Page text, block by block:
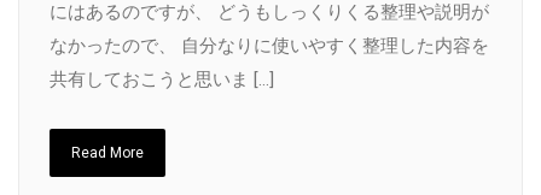
にはあるのですが、 どうもしっくりくる整理や説明が
なかったので、 自分なりに使いやすく整理した内容を
共有しておこうと思いま […]
Read More